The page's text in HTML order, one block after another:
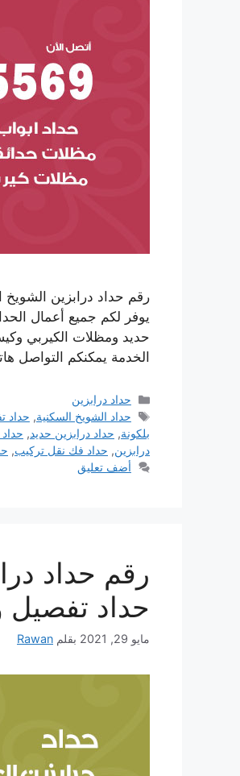
رقم حداد درابزين
يوفر لكم جميع أعمال
حديد ومظلات الكيربي
الخدمة يمكنكم التواصل
التصنيفات
حداد درابزين
الوسوم
حداد الشويخ السكنية, حداد
بلكونة, حداد درابزين حديد,
درابزين, حداد فك نقل تركيب,
أضف تعليق
حداد تفصيل
مايو 29, 2021 بقلم Rawan